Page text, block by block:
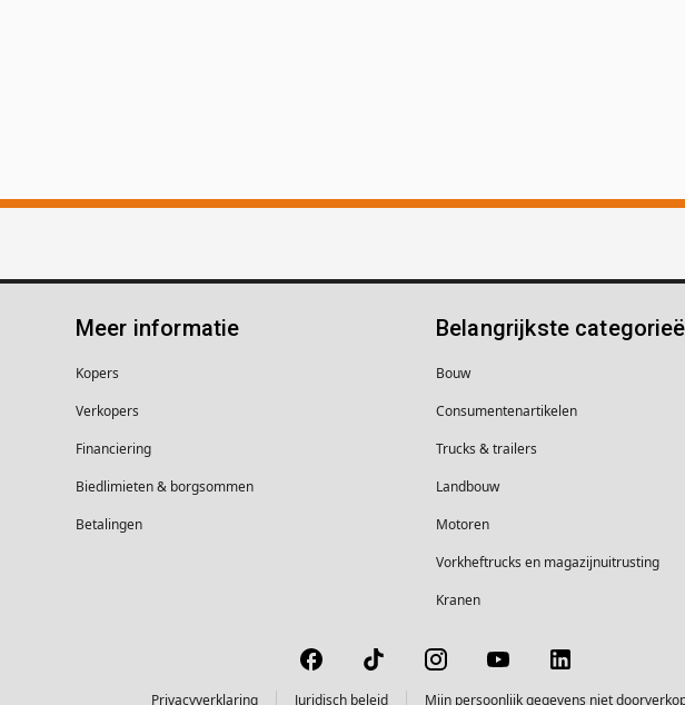
Meer informatie
Kopers
Verkopers
Financiering
Biedlimieten & borgsommen
Betalingen
Belangrijkste
Bouw
Consumentenartikelen
Trucks & trailers
Landbouw
Motoren
Vorkheftrucks en magazijnuitrusting
Kranen
Privacyverklaring Juridisch beleid Mijn persoonlijk gegevens niet